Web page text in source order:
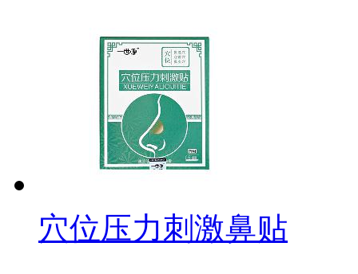
穴位压力刺激鼻贴